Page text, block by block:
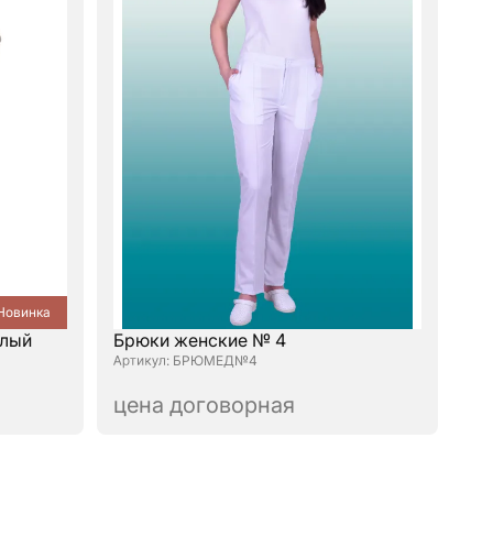
Брюки женские № 4
: БРЮМЕД№4
цена договорная